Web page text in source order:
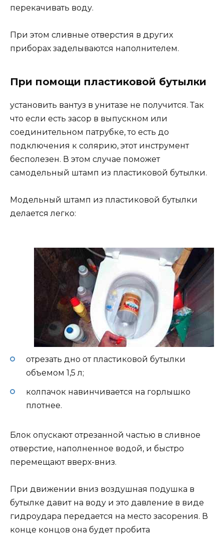
перекачивать воду.
При этом сливные отверстия в других
приборах заделываются наполнителем.
При помощи пластиковой бутылки
установить вантуз в унитазе не получится. Так
что если есть засор в выпускном или
соединительном патрубке, то есть до
подключения к солярию, этот инструмент
бесполезен. В этом случае поможет
самодельный штамп из пластиковой бутылки.
Модельный штамп из пластиковой бутылки
делается легко:
отрезать дно от пластиковой бутылки
объемом 1,5 л;
колпачок навинчивается на горлышко
плотнее.
Блок опускают отрезанной частью в сливное
отверстие, наполненное водой, и быстро
перемещают вверх-вниз.
При движении вниз воздушная подушка в
бутылке давит на воду и это давление в виде
гидроудара передается на место засорения. В
конце концов она будет пробита